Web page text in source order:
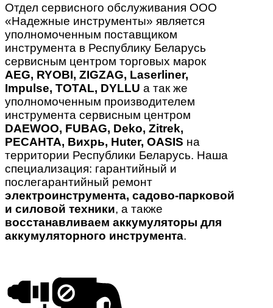
Отдел сервисного обслуживания ООО
«Надежные инструменты» является
уполномоченным поставщиком
инструмента в Республику Беларусь
сервисным центром торговых марок
AEG, RYOBI, ZIGZAG, Laserliner,
Impulse, TOTAL, DYLLU а так же
уполномоченным производителем
инструмента сервисным центром
DAEWOO, FUBAG, Deko, Zitrek,
РЕСАНТА, Вихрь, Huter, OASIS на
территории Республики Беларусь. Наша
специализация: гарантийный и
послегарантийный ремонт
электроинструмента, садово-парковой
и силовой техники, а также
восстанавливаем аккумуляторы для
аккумуляторного инструмента.